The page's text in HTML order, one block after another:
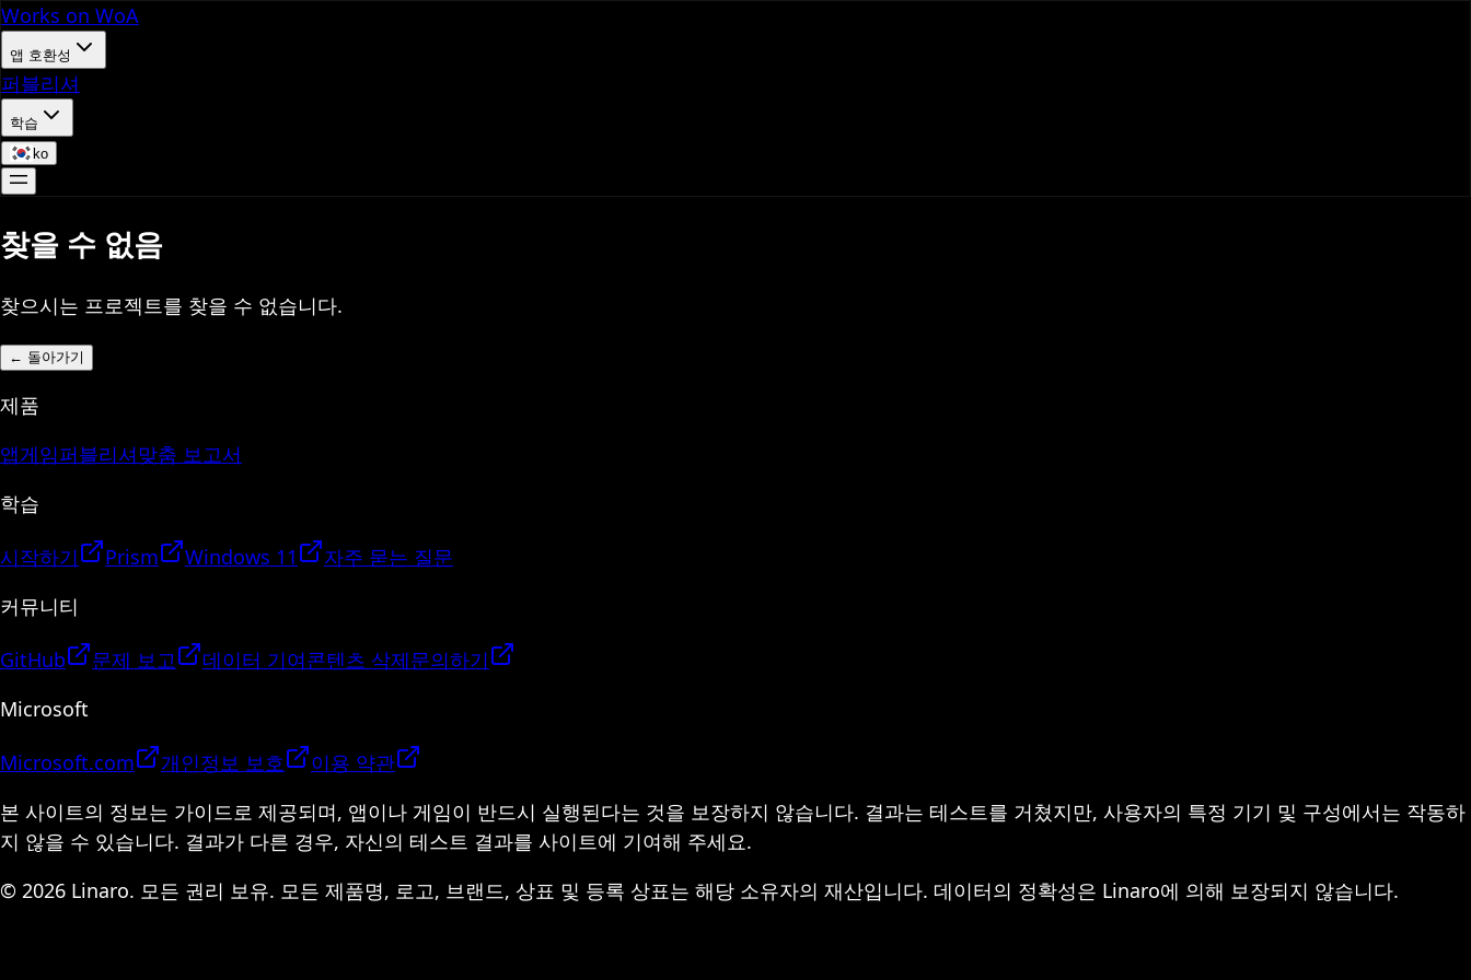
Works on WoA
앱 호환성
퍼블리셔
학습
ko
찾을 수 없음
찾으시는 프로젝트를 찾을 수 없습니다.
← 돌아가기
제품
앱게임퍼블리셔맞춤 보고서
학습
시작하기 Prism Windows 11
자주 묻는 질문
커뮤니티
GitHub 문제 보고 데이터 기여콘텐츠 삭제문의하기
Microsoft
Microsoft.com 개인정보 보호
이용 약관
본 사이트의 정보는 가이드로 제공되며, 앱이나 게임이 반드시 실행된다는 것을 보장하지 않습니다. 결과는 테스트를 거쳤지만, 사용자의 특정 기기 및 구성에서는 작동하
지 않을 수 있습니다. 결과가 다른 경우, 자신의 테스트 결과를 사이트에 기여해 주세요.
© 2026 Linaro. 모든 권리 보유. 모든 제품명, 로고, 브랜드, 상표 및 등록 상표는 해당 소유자의 재산입니다. 데이터의 정확성은 Linaro에 의해 보장되지 않습니다.